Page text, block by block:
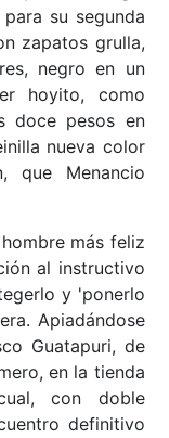
su segunda
zapatos grulla,
negro en un
hoyito, como
doce pesos en
nueva color
que Menancio
más feliz
al instructivo
y 'ponerlo
Apiadándose
Guatapuri, de
en la tienda
con doble
definitivo